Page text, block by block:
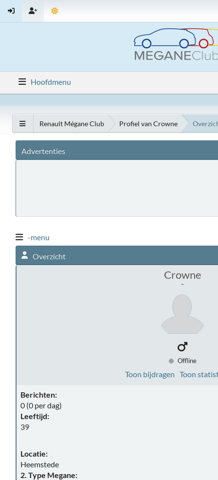
Hoofdmenu
Renault Mégane Club Profiel van Crowne
Advertenties
-menu
Overzicht
Crowne
-
Offline
Toon bijdragen Toon
Berichten:
0 (0 per dag)
Leeftijd:
39
Locatie:
Heemstede
2. Type Megane: